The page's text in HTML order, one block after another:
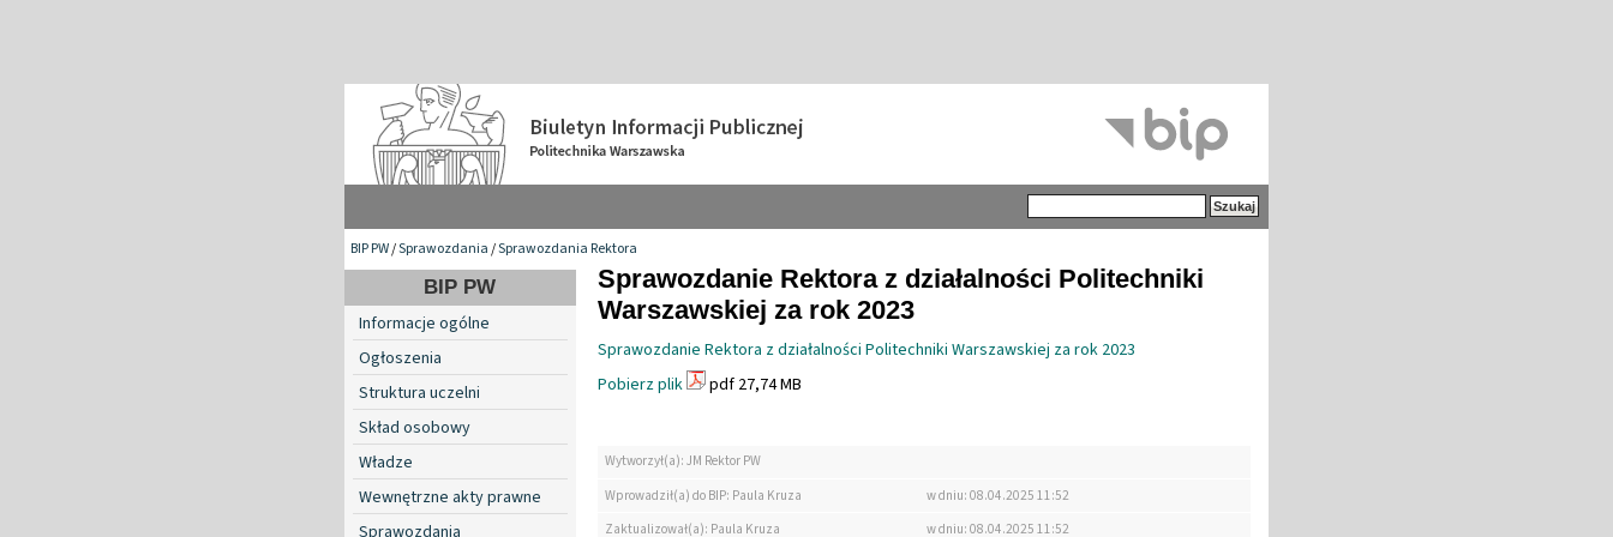
BIP PW/Sprawozdania/Sprawozdania Rektora
BIP PW
Informacje ogólne
Ogłoszenia
Struktura uczelni
Skład osobowy
Władze
Wewnętrzne akty prawne
Sprawozdania
Sprawozdanie Rektora z działalności Politechniki
Warszawskiej za rok 2023
Sprawozdanie Rektora z działalności Politechniki Warszawskiej za rok 2023
Pobierz plik
pdf 27,74 MB
Wytworzył(a): JM Rektor PW
Wprowadził(a) do BIP: Paula Kruza
w dniu: 08.04.2025 11:52
Zaktualizował(a): Paula Kruza
w dniu: 08.04.2025 11:52